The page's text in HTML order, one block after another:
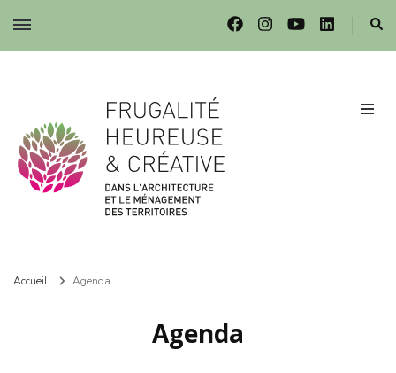
Frugalité dans l'architecture et le ménagement des territoires
Accueil Agenda
Agenda